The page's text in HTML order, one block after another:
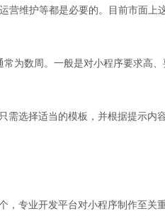
维护等都是必要的。目前市面上
为数周。一般是对小程序要求高
选择适当的模板，并根据提示内
专业开发平台对小程序制作至关